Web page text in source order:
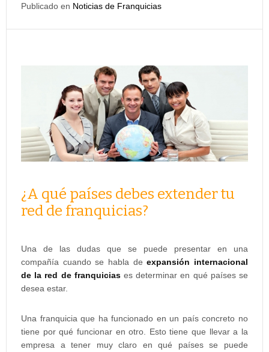
Publicado en Noticias de Franquicias
¿A qué países debes extender tu
red de franquicias?
Una de las dudas que se puede presentar en una
compañía cuando se habla deexpansión internacional
de la red de franquiciases determinar en qué países se
desea estar.
Una franquicia que ha funcionado en un país concreto no
tiene por qué funcionar en otro. Esto tiene que llevar a la
empresa a tener muy claro en qué países se puede